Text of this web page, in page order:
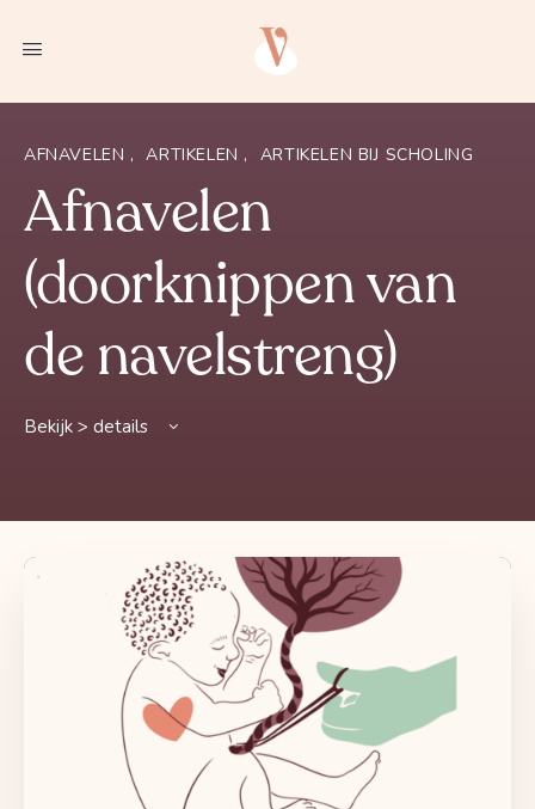
AFNAVELEN , ARTIKELEN , ARTIKELEN BIJ SCHOLING
Afnavelen
(doorknippen van
de navelstreng)
Bekijk > details